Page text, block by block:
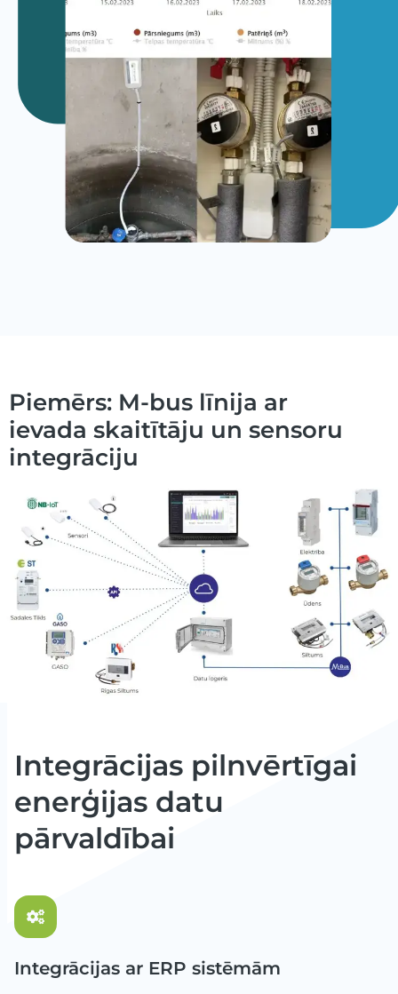
Piemērs: M-bus līnija ar
ievada skaitītāju un sensoru
integrāciju
Integrācijas pilnvērtīgai
enerģijas datu
pārvaldībai
Integrācijas ar ERP sistēmām